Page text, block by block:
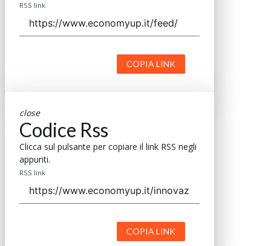
RSS link
COPIA LINK
close
Codice Rss
Clicca sul pulsante per copiare il link RSS negli
appunti.
RSS link
COPIA LINK